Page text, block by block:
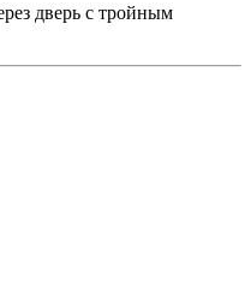
дверь с тройным